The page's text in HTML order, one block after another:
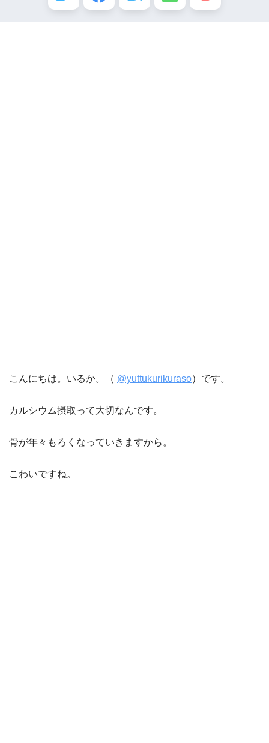
こんにちは。いるか。（ @yuttukurikuraso）です。
カルシウム摂取って大切なんです。
骨が年々もろくなっていきますから。
こわいですね。